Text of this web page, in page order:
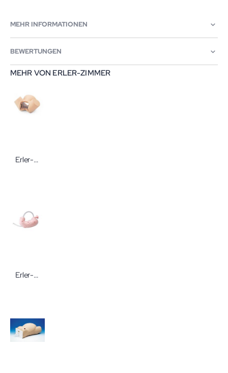
MEHR INFORMATIONEN
BEWERTUNGEN
MEHR VON ERLER-ZIMMER
Erler-Zimmer Passender Unterkörper für Übungsmodul LM635
Erler-Zimmer Trainer für endoskopische Submukosadissektion (ESD)